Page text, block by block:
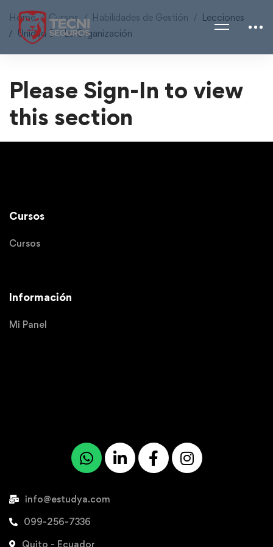
Home Cursos Habilidades de Gestión
Lecciones
Unidad 3 – La Organización
Please Sign-In to view
this section
Cursos
Cursos
Información
Mi Panel
info@estudya.com
099-256-7336
Quito - Ecuador